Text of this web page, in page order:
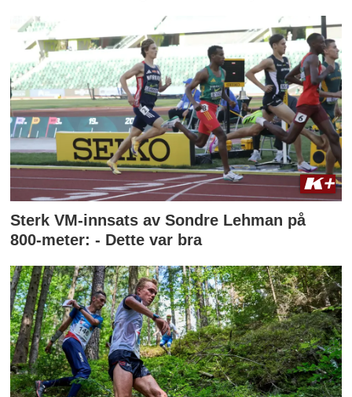
Sterk VM-innsats av Sondre Lehman på
800-meter: - Dette var bra